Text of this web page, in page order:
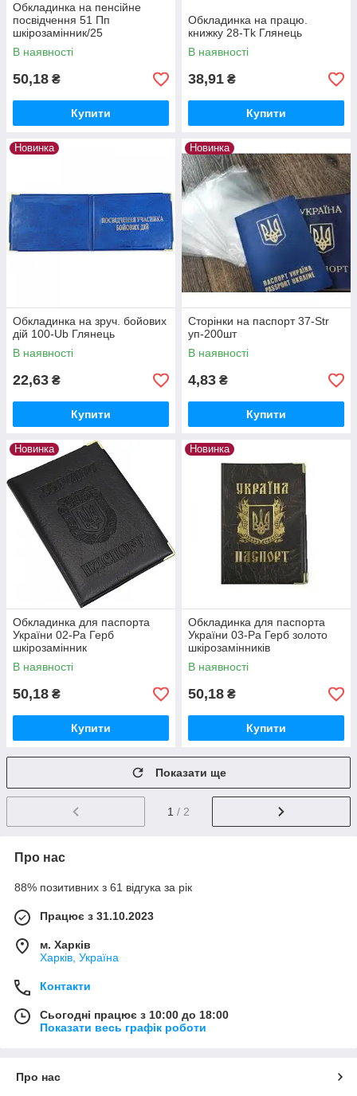
Обкладинка на пенсійне
посвідчення 51 Пп
шкірозамінник/25
В наявності
50,18 ₴
Купити
Обкладинка на працю.
книжку 28-Тk Глянець
В наявності
38,91 ₴
Купити
Новинка
Обкладинка на зруч. бойових
дій 100-Ub Глянець
В наявності
22,63 ₴
Купити
Новинка
Сторінки на паспорт 37-Str
уп-200шт
В наявності
4,83 ₴
Купити
Новинка
Обкладинка для паспорта
України 02-Ра Герб
шкірозамінник
В наявності
50,18 ₴
Купити
Новинка
Обкладинка для паспорта
України 03-Ра Герб золото
шкірозамінників
В наявності
50,18 ₴
Купити
Показати ще
1 / 2
Про нас
88% позитивних з 61 відгука за рік
Працює з 31.10.2023
м. Харків
Харків, Україна
Контакти
Сьогодні працює з 10:00 до 18:00
Показати весь графік роботи
Про нас